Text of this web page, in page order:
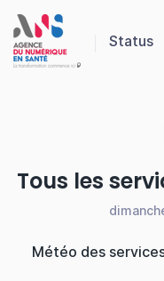
Status
Tous les
Météo des
Panneau de gestion des